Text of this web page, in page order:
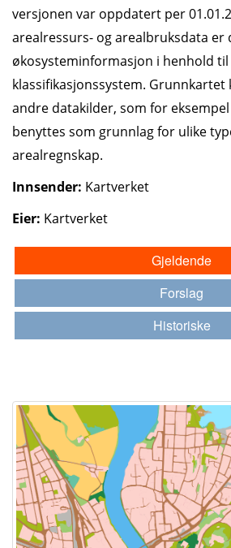
versjonen var oppdatert per
arealressurs- og arealbruksdata er
økosysteminformasjon i henhold
klassifikasjonssystem. Grunnkartet
andre datakilder, som for
benyttes som grunnlag for ulike
arealregnskap.
Innsender: Kartverket
Eier: Kartverket
Gjeldende
Forslag
Historiske